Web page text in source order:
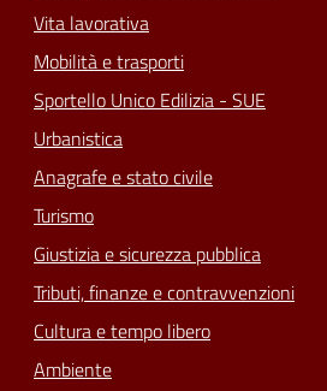
Vita lavorativa
Mobilità e trasporti
Sportello Unico Edilizia - SUE
Urbanistica
Anagrafe e stato civile
Turismo
Giustizia e sicurezza pubblica
Tributi, finanze e contravvenzioni
Cultura e tempo libero
Ambiente